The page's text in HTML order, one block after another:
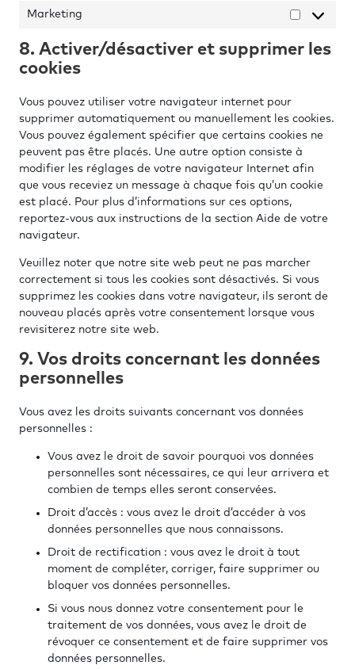
Marketing
8. Activer/désactiver et supprimer les
cookies
Vous pouvez utiliser votre navigateur internet pour
supprimer automatiquement ou manuellement les cookies.
Vous pouvez également spécifier que certains cookies ne
peuvent pas être placés. Une autre option consiste à
modifier les réglages de votre navigateur Internet afin
que vous receviez un message à chaque fois qu’un cookie
est placé. Pour plus d’informations sur ces options,
reportez-vous aux instructions de la section Aide de votre
navigateur.
Veuillez noter que notre site web peut ne pas marcher
correctement si tous les cookies sont désactivés. Si vous
supprimez les cookies dans votre navigateur, ils seront de
nouveau placés après votre consentement lorsque vous
revisiterez notre site web.
9. Vos droits concernant les données
personnelles
Vous avez les droits suivants concernant vos données
personnelles :
Vous avez le droit de savoir pourquoi vos données
personnelles sont nécessaires, ce qui leur arrivera et
combien de temps elles seront conservées.
Droit d’accès : vous avez le droit d’accéder à vos
données personnelles que nous connaissons.
Droit de rectification : vous avez le droit à tout
moment de compléter, corriger, faire supprimer ou
bloquer vos données personnelles.
Si vous nous donnez votre consentement pour le
traitement de vos données, vous avez le droit de
révoquer ce consentement et de faire supprimer vos
données personnelles.